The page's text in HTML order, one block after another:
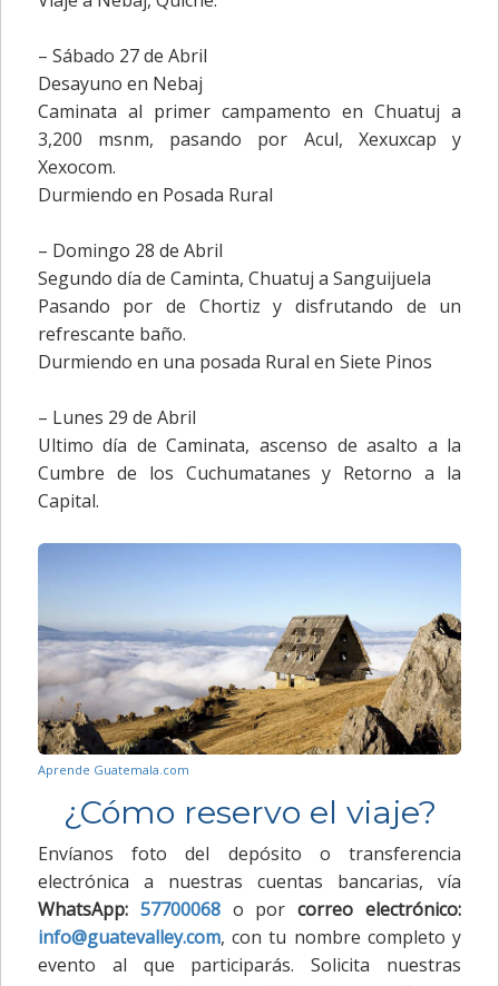
– Sábado 27 de Abril
Desayuno en Nebaj
Caminata al primer campamento en Chuatuj a
3,200 msnm, pasando por Acul, Xexuxcap y
Xexocom.
Durmiendo en Posada Rural
– Domingo 28 de Abril
Segundo día de Caminta, Chuatuj a Sanguijuela
Pasando por de Chortiz y disfrutando de un
refrescante baño.
Durmiendo en una posada Rural en Siete Pinos
– Lunes 29 de Abril
Ultimo día de Caminata, ascenso de asalto a la
Cumbre de los Cuchumatanes y Retorno a la
Capital.
Aprende Guatemala.com
¿Cómo reservo el viaje?
Envíanos foto del depósito o transferencia
electrónica a nuestras cuentas bancarias, vía
WhatsApp: 57700068o porcorreo electrónico:
info@guatevalley.com, con tu nombre completo y
evento al que participarás. Solicita nuestras